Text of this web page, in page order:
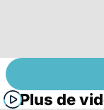
Plus de